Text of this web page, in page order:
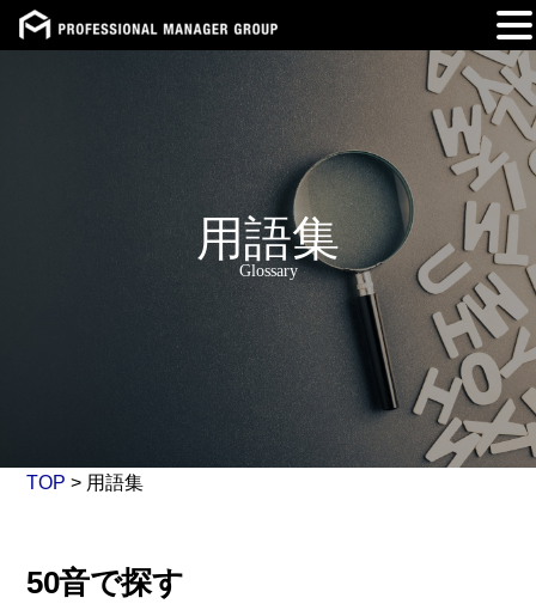
用語集
Glossary
TOP > 用語集
50音で探す